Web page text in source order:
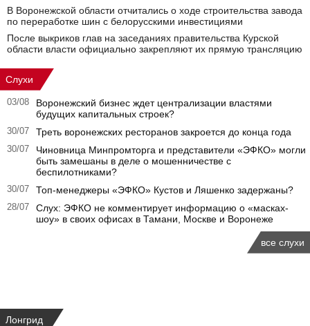
В Воронежской области отчитались о ходе строительства завода
по переработке шин с белорусскими инвестициями
После выкриков глав на заседаниях правительства Курской
области власти официально закрепляют их прямую трансляцию
Слухи
03/08
Воронежский бизнес ждет централизации властями
будущих капитальных строек?
30/07 Треть воронежских ресторанов закроется до конца года
30/07
Чиновница Минпромторга и представители «ЭФКО» могли
быть замешаны в деле о мошенничестве с
беспилотниками?
30/07 Топ-менеджеры «ЭФКО» Кустов и Ляшенко задержаны?
28/07
Слух: ЭФКО не комментирует информацию о «масках-
шоу» в своих офисах в Тамани, Москве и Воронеже
все слухи
Лонгрид